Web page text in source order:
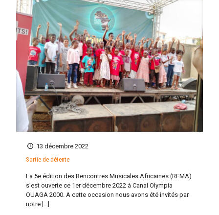
13 décembre 2022
Sortie de détente
La 5e édition des Rencontres Musicales Africaines (REMA)
s’est ouverte ce 1er décembre 2022 à Canal Olympia
OUAGA 2000. A cette occasion nous avons été invités par
notre […]